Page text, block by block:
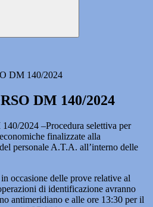
DM 140/2024
DM 140/2024
2024 –Procedura selettiva per
finalizzate alla
personale A.T.A. all’interno delle
occasione delle prove relative al
di identificazione avranno
antimeridiano e alle ore 13:30 per il